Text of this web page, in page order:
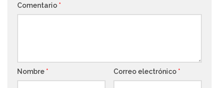
Comentario *
Nombre * Correo electrónico *